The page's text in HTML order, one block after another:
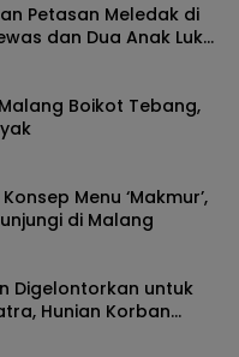
Petasan Meledak di
dan Dua Anak Luka
Boikot Tebang,
Menu ‘Makmur’,
di Malang
Digelontorkan untuk
Hunian Korban